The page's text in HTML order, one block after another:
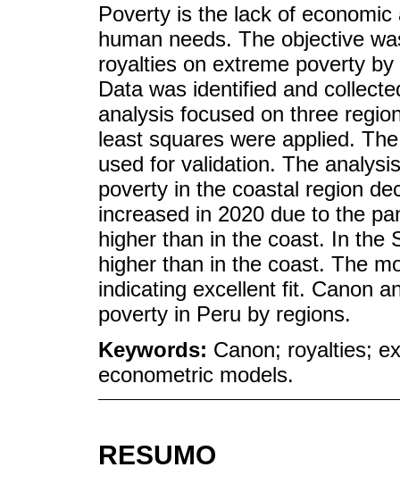
Poverty is the lack of
human needs. The objective
royalties on extreme poverty
Data was identified and
analysis focused on three
least squares were applied.
used for validation. The
poverty in the coastal region
increased in 2020 due to the
higher than in the coast. In the
higher than in the coast. The
indicating excellent fit. Canon
poverty in Peru by regions.
Keywords: Canon; royalties;
econometric models.
RESUMO